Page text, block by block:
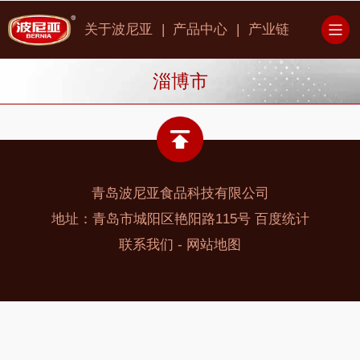
关于波尼亚 | 产品中心 | 产业链
淄博市
青岛波尼亚食品科技有限公司
地址：青岛市城阳区艳阳路115号 百度统计
联系我们 - 网站地图